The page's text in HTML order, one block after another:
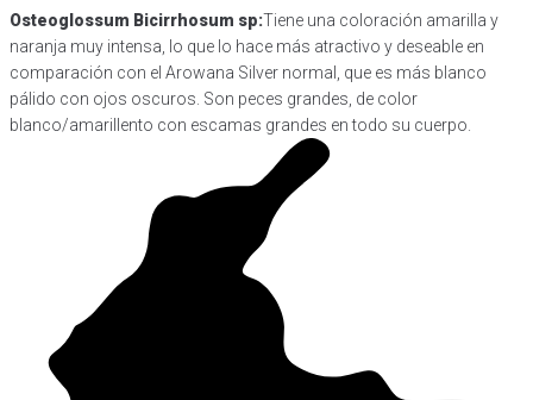
Osteoglossum Bicirrhosum sp:Tiene una coloración amarilla y
naranja muy intensa, lo que lo hace más atractivo y deseable en
comparación con el Arowana Silver normal, que es más blanco
pálido con ojos oscuros. Son peces grandes, de color
blanco/amarillento con escamas grandes en todo su cuerpo.